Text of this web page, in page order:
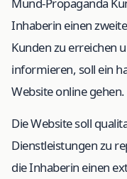
Inhaberin einen
Kunden zu erreichen
informieren, soll ein
Website online gehen.
Die Website soll
Dienstleistungen zu
die Inhaberin einen